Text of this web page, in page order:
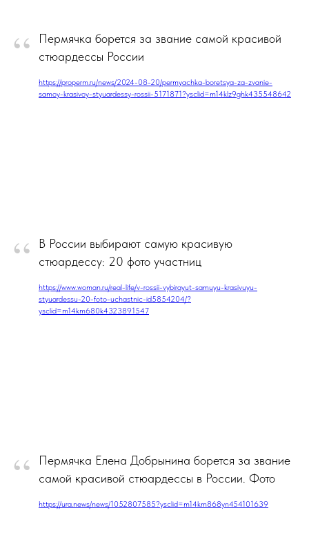
“
Пермячка борется за звание самой красивой
стюардессы России
https://properm.ru/news/2024-08-20/permyachka-boretsya-za-zvanie-
samoy-krasivoy-styuardessy-rossii-5171871?ysclid=m14klz9ghk435548642
“
В России выбирают самую красивую
стюардессу: 20 фото участниц
https://www.woman.ru/real-life/v-rossii-vybirayut-samuyu-krasivuyu-
styuardessu-20-foto-uchastnic-id5854204/?
ysclid=m14km680k4323891547
“
Пермячка Елена Добрынина борется за звание
самой красивой стюардессы в России. Фото
https://ura.news/news/1052807585?ysclid=m14km868yn454101639